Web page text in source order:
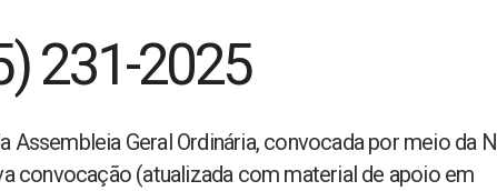
231-2025
Assembleia Geral Ordinária, convocada por meio da
convocação (atualizada com material de apoio em